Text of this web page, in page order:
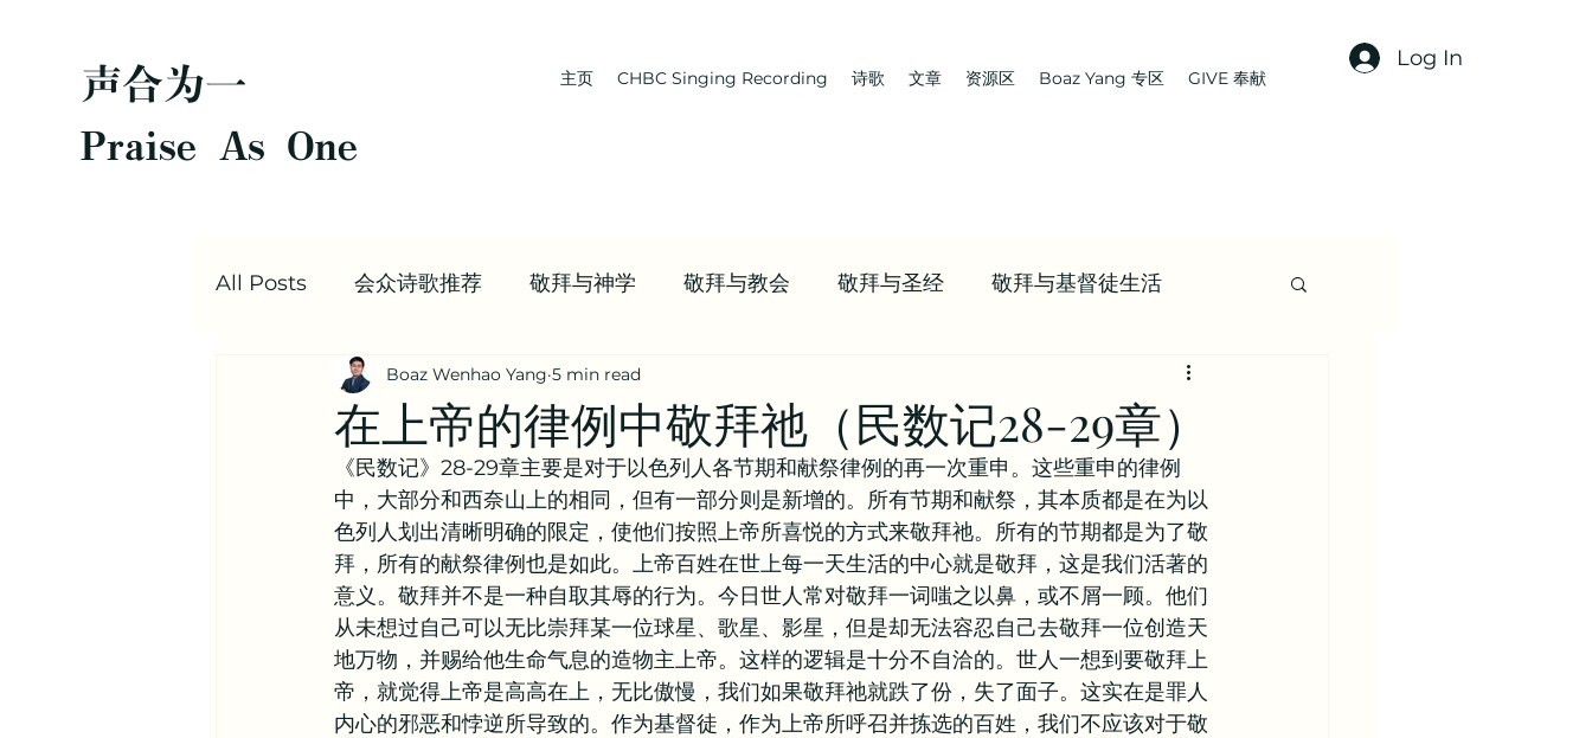
声合为一
Praise As One
主页 CHBC Singing Recording 诗歌 文章 资源区 Boaz Yang 专区 GIVE 奉献
Log In
All Posts 会众诗歌推荐 敬拜与神学 敬拜与教会 敬拜与圣经 敬拜与基督徒生活
圣经每日灵修 Boaz | 教会 | 学习牧养
值得阅读的文章合集 | 信仰资源 九标志案例研讨 | 信仰资源 值得观看的视频合集 | 信仰资源
其他信仰资源 异象谷 教牧问答 书籍推荐
在上帝的律例中敬拜祂（民数记28-29章）
Boaz Wenhao Yang 5 min read
《民数记》28-29章主要是对于以色列人各节期和献祭律例的再一次重申。这些重申的律例
中，大部分和西奈山上的相同，但有一部分则是新增的。所有节期和献祭，其本质都是在为以
色列人划出清晰明确的限定，使他们按照上帝所喜悦的方式来敬拜祂。所有的节期都是为了敬
拜，所有的献祭律例也是如此。上帝百姓在世上每一天生活的中心就是敬拜，这是我们活著的
意义。敬拜并不是一种自取其辱的行为。今日世人常对敬拜一词嗤之以鼻，或不屑一顾。他们
从未想过自己可以无比崇拜某一位球星、歌星、影星，但是却无法容忍自己去敬拜一位创造天
地万物，并赐给他生命气息的造物主上帝。这样的逻辑是十分不自洽的。世人一想到要敬拜上
帝，就觉得上帝是高高在上，无比傲慢，我们如果敬拜祂就跌了份，失了面子。这实在是罪人
内心的邪恶和悖逆所导致的。作为基督徒，作为上帝所呼召并拣选的百姓，我们不应该对于敬